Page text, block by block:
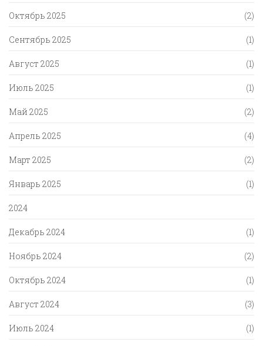
Октябрь 2025 (2)
Сентябрь 2025 (1)
Август 2025 (1)
Июль 2025 (1)
Май 2025 (2)
Апрель 2025 (4)
Март 2025 (2)
Январь 2025 (1)
2024
Декабрь 2024 (1)
Ноябрь 2024 (2)
Октябрь 2024 (1)
Август 2024 (3)
Июль 2024 (1)